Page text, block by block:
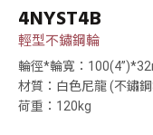
4NYST4B
輕型不鏽鋼輪
輪徑*輪寬：
材質：白色尼龍 (不鏽
荷重：120kg